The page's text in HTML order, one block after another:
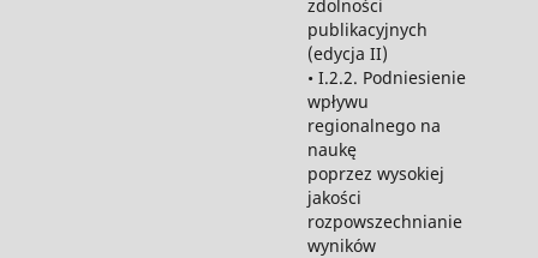
zdolności
publikacyjnych
(edycja II)
• I.2.2. Podniesienie
wpływu
regionalnego na
naukę
poprzez wysokiej
jakości
rozpowszechnianie
wyników